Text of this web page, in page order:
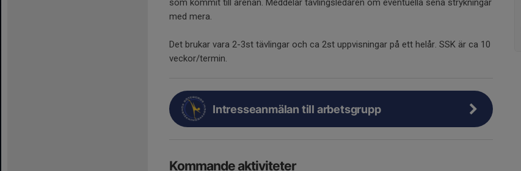
som kommit till arenan. Meddelar tävlingsledaren om eventuella sena strykningar
med mera.
Det brukar vara 2-3st tävlingar och ca 2st uppvisningar på ett helår. SSK är ca 10
veckor/termin.
Intresseanmälan till arbetsgrupp
Kommande aktiviteter